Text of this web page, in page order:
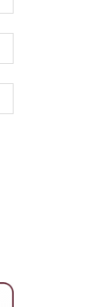
mail:*